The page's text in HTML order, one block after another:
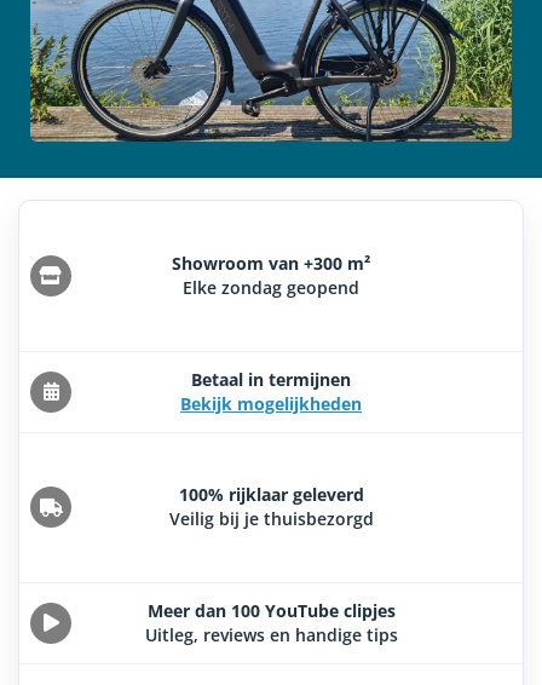
Showroom van +300 m²
Elke zondag geopend
Betaal in termijnen
Bekijk mogelijkheden
100% rijklaar geleverd
Veilig bij je thuisbezorgd
Meer dan 100 YouTube clipjes
Uitleg, reviews en handige tips